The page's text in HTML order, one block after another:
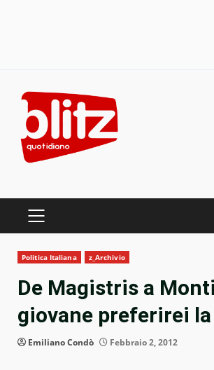
content
PRIMARY
Politica Italiana z_Archivio
De Magistris a
giovane preferirei
Emiliano Condò Febbraio 2, 2012